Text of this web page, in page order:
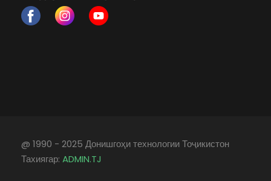
@ 1990 - 2025 Донишгоҳи технологии Тоҷикистон
Тахиягар: ADMIN.TJ